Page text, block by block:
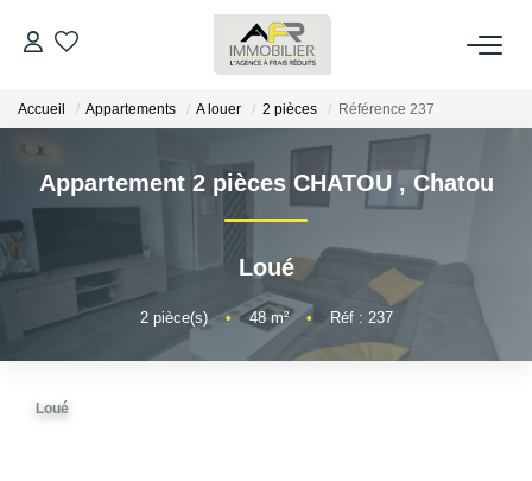
ACHETER
LOUER
ESTIMER
FAIRE GÉRER
Accueil Appartements A louer 2 pièces Référence 237
Appartement 2 pièces CHATOU , Chatou
Loué
2pièce(s) • 48m² • Réf : 237
Loué